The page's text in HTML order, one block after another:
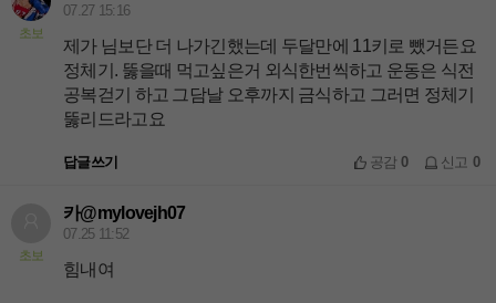
초보
07.27 15:16
제가 님보단 더 나가긴했는데 두달만에 11키로 뺐거든요
정체기. 뚫을때 먹고싶은거 외식한번씩하고 운동은 식전
공복걷기 하고 그담날 오후까지 금식하고 그러면 정체기
뚫리드라고요
답글쓰기 공감0 신고 0
초보
카@mylovejh07
07.25 11:52
힘내여